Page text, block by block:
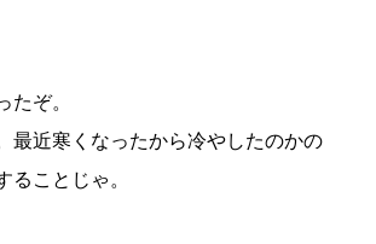
たぞ。
最近寒くなったから冷やしたのかの
ることじゃ。